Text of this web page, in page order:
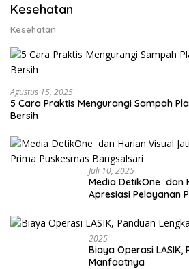
Kesehatan
Kesehatan
Agustus 15, 2025
5 Cara Praktis Mengurangi Sampah
Bersih
Juli 10, 2025
Media DetikOne dan
Apresiasi Pelayanan
2025
Biaya Operasi
Manfaatnya